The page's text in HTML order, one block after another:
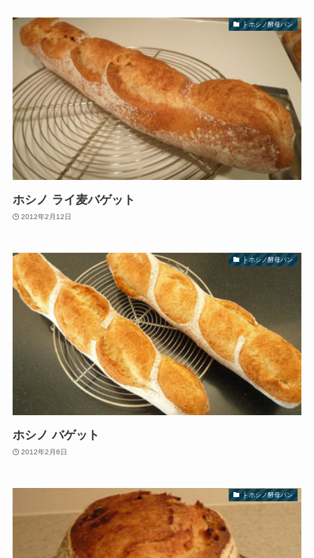
├ ホシノ酵母パン
ホシノ ライ麦バゲット
2012年2月12日
├ ホシノ酵母パン
ホシノ バゲット
2012年2月6日
├ ホシノ酵母パン